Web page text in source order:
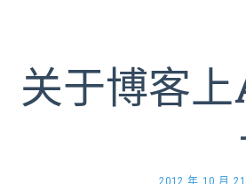
关于博客
2012 年 10 月 21